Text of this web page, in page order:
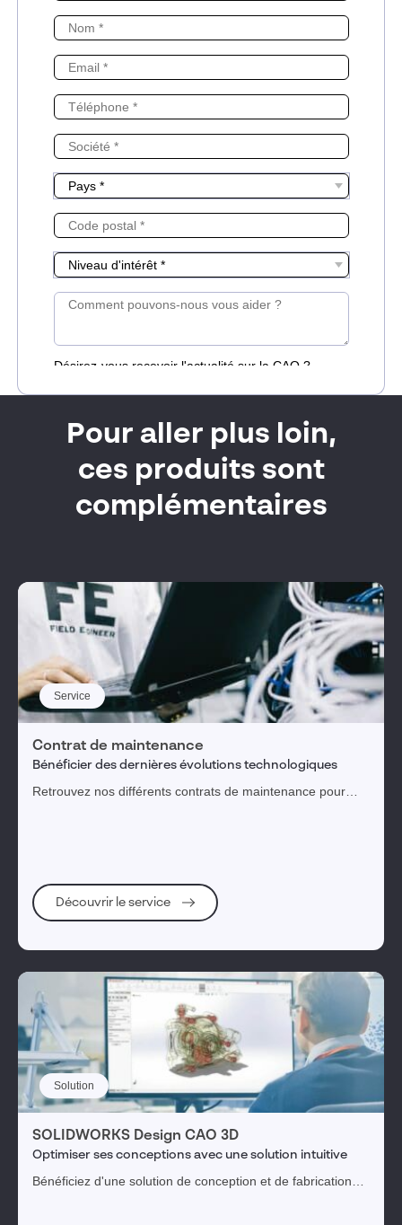
Pour aller plus loin,
ces produits sont
complémentaires
Service
Contrat de maintenance
Bénéficier des dernières évolutions technologiques
Retrouvez nos différents contrats de maintenance pour
Découvrir le service
Solution
SOLIDWORKS Design CAO 3D
Optimiser ses conceptions avec une solution intuitive
Bénéficiez d'une solution de conception et de fabrication